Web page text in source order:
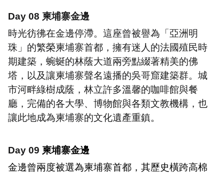
Day 08 柬埔寨金邊
時光彷彿在金邊停滯。這座曾被譽為「亞洲明
珠」的繁榮柬埔寨首都，擁有迷人的法國殖民時
期建築，蜿蜒的林蔭大道兩旁點綴著精美的佛
塔，以及讓柬埔寨聲名遠播的吳哥窟建築群。城
市河畔綠樹成蔭，林立許多溫馨的咖啡館與餐
廳，完備的各大學、博物館與各類文教機構，也
讓此地成為柬埔寨的文化遺產重鎮。
Day 09 柬埔寨金邊
金邊曾兩度被選為柬埔寨首都，其歷史橫跨高棉